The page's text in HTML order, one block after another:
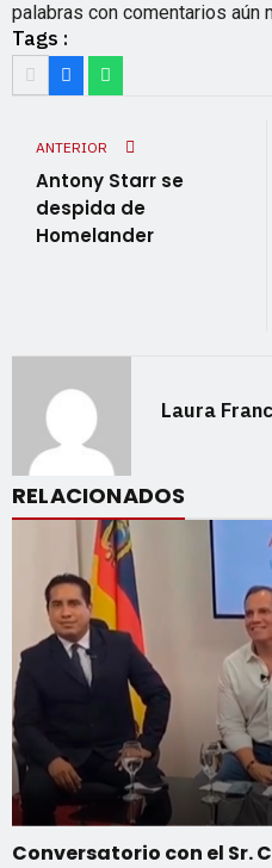
palabras con comentarios aún
Tags :
ANTERIOR
Antony Starr se
despida de
Homelander
Laura
RELACIONADOS
Conversatorio con el Sr.